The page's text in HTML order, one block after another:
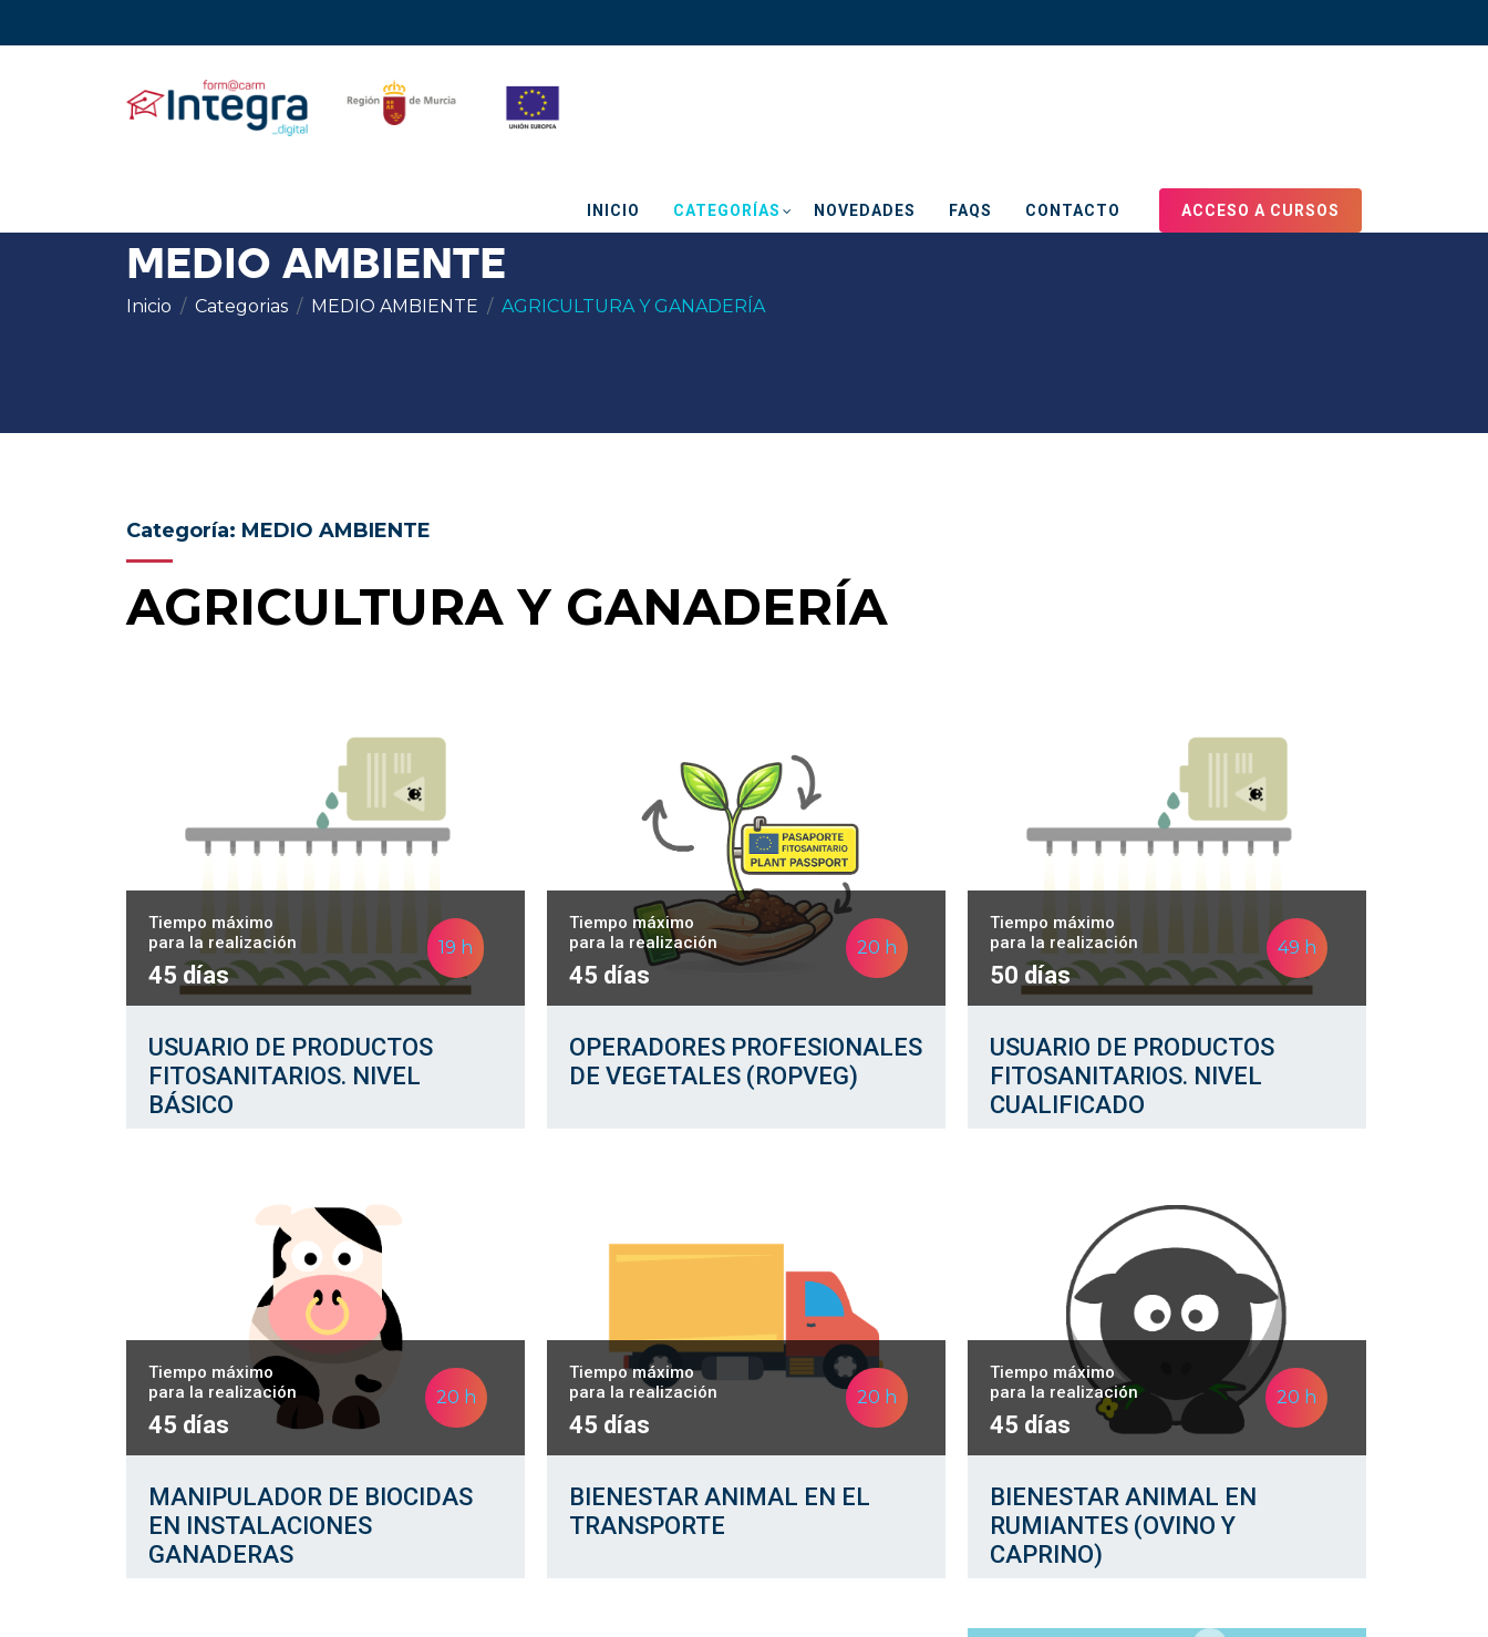
INICIO CATEGORÍAS NOVEDADES FAQS CONTACTO ACCESO A CURSOS
MEDIO AMBIENTE
Inicio Categorias MEDIO AMBIENTE AGRICULTURA Y GANADERÍA
Categoría: MEDIO AMBIENTE
AGRICULTURA Y GANADERÍA
Tiempo máximo
para la realización
45 días
19 h
USUARIO DE PRODUCTOS
FITOSANITARIOS. NIVEL
BÁSICO
Tiempo máximo
para la realización
45 días
20 h
OPERADORES PROFESIONALES
DE VEGETALES (ROPVEG)
Tiempo máximo
para la realización
50 días
49 h
USUARIO DE PRODUCTOS
FITOSANITARIOS. NIVEL
CUALIFICADO
Tiempo máximo
para la realización
45 días
20 h
MANIPULADOR DE BIOCIDAS
EN INSTALACIONES
GANADERAS
Tiempo máximo
para la realización
45 días
20 h
BIENESTAR ANIMAL EN EL
TRANSPORTE
Tiempo máximo
para la realización
45 días
20 h
BIENESTAR ANIMAL EN
RUMIANTES (OVINO Y
CAPRINO)